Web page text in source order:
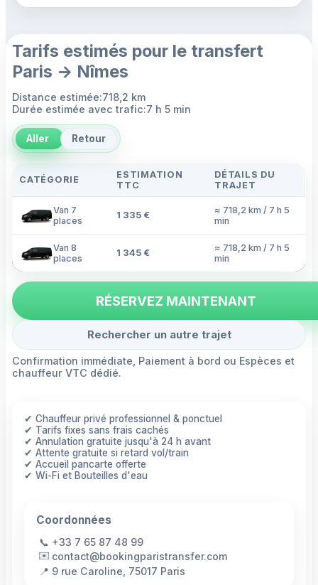
Tarifs estimés pour le transfert
Paris → Nîmes
Distance estimée:718,2 km
Durée estimée avec trafic:7 h 5 min
Aller Retour
CATÉGORIE
ESTIMATION
TTC
DÉTAILS DU
TRAJET
Van 7
places
1 335 €
≈ 718,2 km / 7 h 5
min
Van 8
places
1 345 €
≈ 718,2 km / 7 h 5
min
RÉSERVEZ MAINTENANT
Rechercher un autre trajet
Confirmation immédiate, Paiement à bord ou Espèces et
chauffeur VTC dédié.
✔ Chauffeur privé professionnel & ponctuel
✔ Tarifs fixes sans frais cachés
✔ Annulation gratuite jusqu'à 24 h avant
✔ Attente gratuite si retard vol/train
✔ Accueil pancarte offerte
✔ Wi-Fi et Bouteilles d'eau
Coordonnées
📞 +33 7 65 87 48 99
✉️ contact@bookingparistransfer.com
📍 9 rue Caroline, 75017 Paris